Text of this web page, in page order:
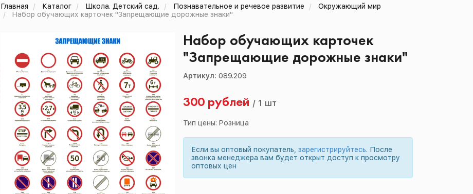
Главная Каталог Школа. Детский сад. Познавательное и речевое развитие
Окружающий мир
Набор обучающих карточек "Запрещающие дорожные знаки"
Набор обучающих карточек
"Запрещающие дорожные знаки"
Артикул:089.209
300 рублей / 1 шт
Тип цены: Розница
Если вы оптовый покупатель,зарегистрируйтесь. После
звонка менеджера вам будет открыт доступ к просмотру
оптовых цен